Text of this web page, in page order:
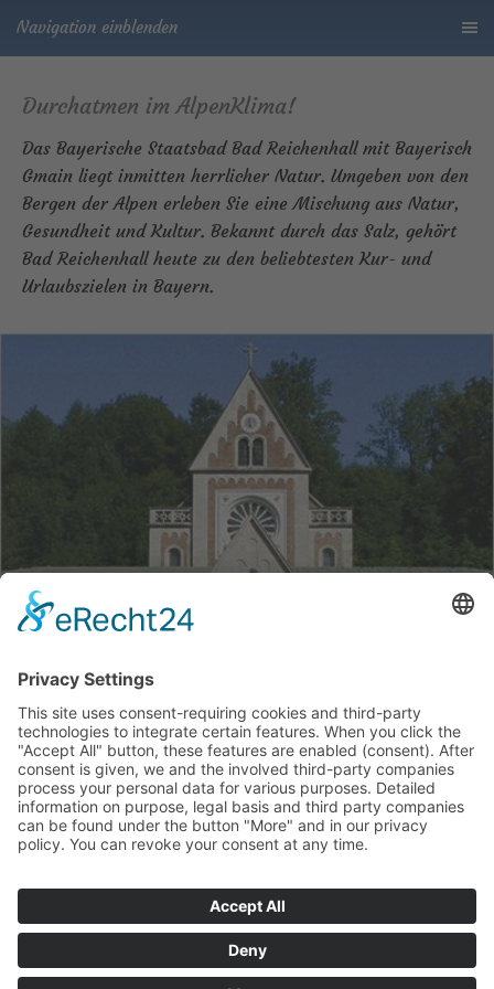
Navigation einblenden
Durchatmen im AlpenKlima!
Das Bayerische Staatsbad Bad Reichenhall mit Bayerisch
Gmain liegt inmitten herrlicher Natur. Umgeben von den
Bergen der Alpen erleben Sie eine Mischung aus Natur,
Gesundheit und Kultur. Bekannt durch das Salz, gehört
Bad Reichenhall heute zu den beliebtesten Kur- und
Urlaubszielen in Bayern.
DatenschutzHaftungsausschluss
Veronika Kranwetvogl | Mühlauer Freie 20 | 83471
Berchtesgaden/Oberau | Tel.: 0049 8652 52 90 | Mobil: 0049 160 82